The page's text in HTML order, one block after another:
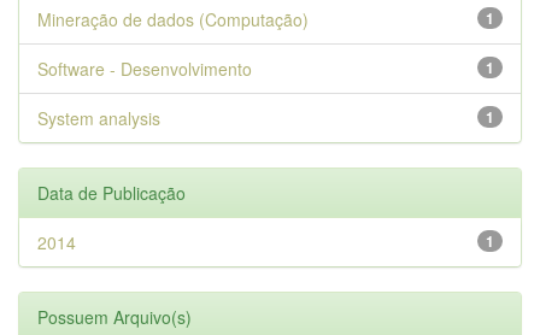
1
Mineração de dados (Computação)
1
Software - Desenvolvimento
1
System analysis
Data de Publicação
1
2014
Possuem Arquivo(s)